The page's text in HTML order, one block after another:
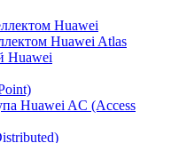
Huawei
Huawei Atlas
Huawei
Huawei AC (Access